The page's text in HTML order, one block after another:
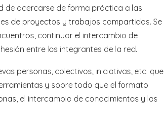
de acercarse de forma práctica a las
de proyectos y trabajos compartidos. Se
continuar el intercambio de
entre los integrantes de la red.
personas, colectivos, iniciativas, etc. que
y sobre todo que el formato
el intercambio de conocimientos y las